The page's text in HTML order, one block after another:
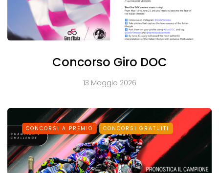
Concorso Giro DOC
13 Maggio 2026
CONCORSI A PREMIO CONCORSI GRATUITI